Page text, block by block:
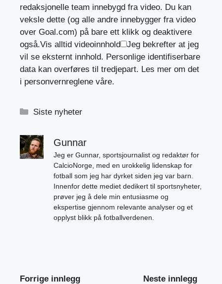
redaksjonelle team innebygd fra video. Du kan
veksle dette (og alle andre innebygger fra video
over Goal.com) på bare ett klikk og deaktivere
også.Vis alltid videoinnhold
Jeg bekrefter at jeg
vil se eksternt innhold. Personlige identifiserbare
data kan overføres til tredjepart. Les mer om det
i personvernreglene våre.
Kategorier
Siste nyheter
Gunnar
Jeg er Gunnar, sportsjournalist og redaktør for
CalcioNorge, med en urokkelig lidenskap for
fotball som jeg har dyrket siden jeg var barn.
Innenfor dette mediet dedikert til sportsnyheter,
prøver jeg å dele min entusiasme og
ekspertise gjennom relevante analyser og et
opplyst blikk på fotballverdenen.
Forrige innlegg Neste innlegg